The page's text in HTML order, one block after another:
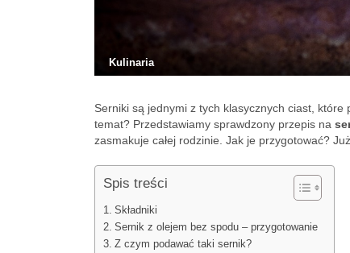
Kulinaria
Serniki są jednymi z tych klasycznych ciast,
temat? Przedstawiamy sprawdzony przepis na
zasmakuje całej rodzinie. Jak je przygotować?
Spis treści
Składniki
Sernik z olejem bez spodu – przygotowanie
Z czym podawać taki sernik?